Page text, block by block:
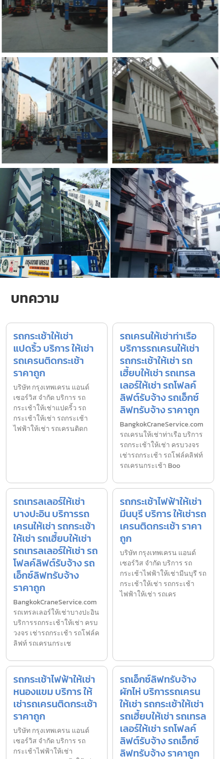
บทความ
รถกระเช้าให้เช่า
แปดริ้ว บริการ ให้เช่า
รถเครนติดกระเช้า
ราคาถูก
บริษัท กรุงเทพเครน แอนด์
เซอร์วิส จำกัด บริการ รถ
กระเช้าให้เช่าแปดริ้ว รถ
กระเช้าให้เช่า รถกระเช้า
ไฟฟ้าให้เช่า รถเครนติดก
รถเครนให้เช่าท่าเรือ
บริการรถเครนให้เช่า
รถกระเช้าให้เช่า รถ
เฮี้ยบให้เช่า รถเทรล
เลอร์ให้เช่า รถโฟลค์
ลิฟต์รับจ้าง รถเอ็กซ์
ลิฟทรับจ้าง ราคาถูก
BangkokCraneService.com
รถเครนให้เช่าท่าเรือ บริการ
รถกระเช้าให้เช่า ครบวงจร
เช่ารถกระเช้า รถโฟล์คลิฟท์
รถเครนกระเช้า Boo
รถเทรลเลอร์ให้เช่า
บางปะอิน บริการรถ
เครนให้เช่า รถกระเช้า
ให้เช่า รถเฮี้ยบให้เช่า
รถเทรลเลอร์ให้เช่า รถ
โฟลค์ลิฟต์รับจ้าง รถ
เอ็กซ์ลิฟทรับจ้าง
ราคาถูก
BangkokCraneService.com
รถเทรลเลอร์ให้เช่าบางปะอิน
บริการรถกระเช้าให้เช่า ครบ
วงจร เช่ารถกระเช้า รถโฟล์ค
ลิฟท์ รถเครนกระเช
รถกระเช้าไฟฟ้าให้เช่า
มีนบุรี บริการ ให้เช่ารถ
เครนติดกระเช้า ราคา
ถูก
บริษัท กรุงเทพเครน แอนด์
เซอร์วิส จำกัด บริการ รถ
กระเช้าไฟฟ้าให้เช่ามีนบุรี รถ
กระเช้าให้เช่า รถกระเช้า
ไฟฟ้าให้เช่า รถเคร
รถกระเช้าไฟฟ้าให้เช่า
หนองแขม บริการ ให้
เช่ารถเครนติดกระเช้า
ราคาถูก
บริษัท กรุงเทพเครน แอนด์
เซอร์วิส จำกัด บริการ รถ
กระเช้าไฟฟ้าให้เช่า
รถเอ็กซ์ลิฟทรับจ้าง
ผักไห่ บริการรถเครน
ให้เช่า รถกระเช้าให้เช่า
รถเฮี้ยบให้เช่า รถเทรล
เลอร์ให้เช่า รถโฟลค์
ลิฟต์รับจ้าง รถเอ็กซ์
ลิฟทรับจ้าง ราคาถูก